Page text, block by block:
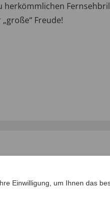
Freude!
Einwilligung, um Ihnen das